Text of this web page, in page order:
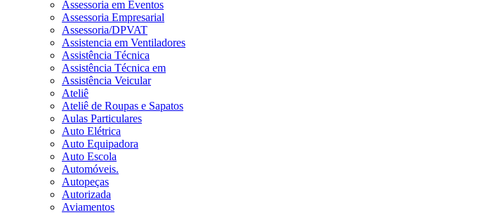
Assessoria em Eventos
Assessoria Empresarial
Assessoria/DPVAT
Assistencia em Ventiladores
Assistência Técnica
Assistência Técnica em
Assistência Veicular
Ateliê
Ateliê de Roupas e Sapatos
Aulas Particulares
Auto Elétrica
Auto Equipadora
Auto Escola
Automóveis.
Autopeças
Autorizada
Aviamentos